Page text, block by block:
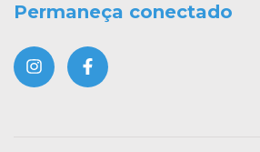
Permaneça conectado